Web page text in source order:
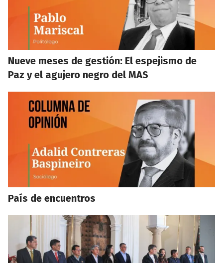
Nueve meses de gestión: El espejismo de
Paz y el agujero negro del MAS
País de encuentros